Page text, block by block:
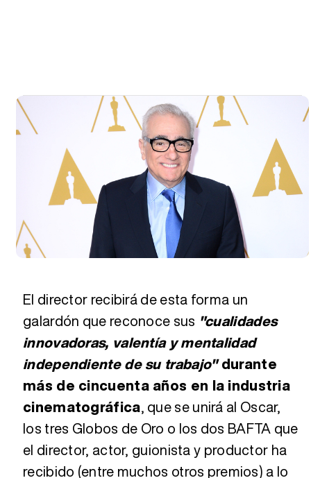
El director recibirá de esta forma un
galardón que reconoce sus "cualidades
innovadoras, valentía y mentalidad
independiente de su trabajo"durante
más de cincuenta años en la industria
cinematográfica, que se unirá al Oscar,
los tres Globos de Oro o los dos BAFTA que
el director, actor, guionista y productor ha
recibido (entre muchos otros premios) a lo